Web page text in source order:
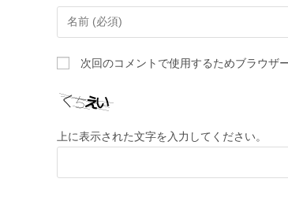
次回のコメントで使用するためブラウザ
上に表示された文字を入力してください。